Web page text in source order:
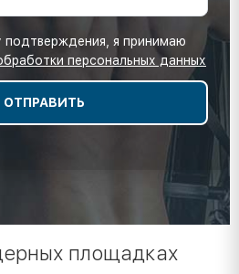
подтверждения, я принимаю
персональных данных
площадках